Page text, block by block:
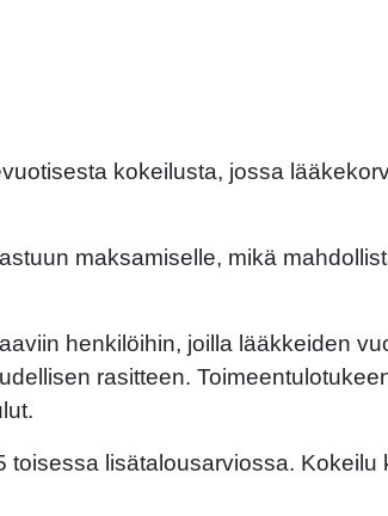
kokeilusta, jossa
maksamiselle, mikä
henkilöihin, joilla lääkkeiden
rasitteen.
lisätalousarviossa.